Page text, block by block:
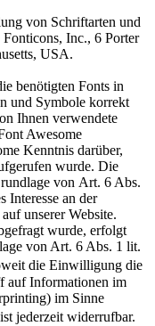
von Schriftarten und
Fonticons, Inc., 6 Porter
USA.
benötigten Fonts in
und Symbole korrekt
Ihnen verwendete
Awesome
Kenntnis darüber,
wurde. Die
von Art. 6 Abs.
Interesse an der
unserer Website.
wurde, erfolgt
von Art. 6 Abs. 1 lit.
die Einwilligung die
auf Informationen im
im Sinne
jederzeit widerrufbar.